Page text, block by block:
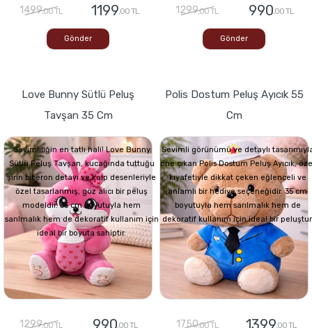
1499,00 TL 1199,00 TL
Gönder
1299,00 TL 990,00 TL
Gönder
Love Bunny Sütlü Peluş
Tavşan 35 Cm
Sevimliliğin en tatlı hali! Love Bunny
Sütlü Peluş Tavşan, kucağında tuttuğu
şirin biberon detayı ve kalp desenleriyle
özel tasarlanmış, göz alıcı bir peluş
modeldir. 35 cm boyutuyla hem
sarılmalık hem de dekoratif kullanım için
ideal bir boyuta sahiptir.
1299,00 TL ,00 TL
Polis Dostum Peluş Ayıcık 55
Cm
Sevimli görünümü ve detaylı
öne çıkan Polis Dostum Peluş Ayıcık,
kıyafetiyle dikkat çeken eğlenceli ve
anlamlı bir hediye seçeneğidir. 35 cm
boyutuyla hem sarılmalık hem de
dekoratif kullanım için ideal bir
1750,00 TL ,00 TL